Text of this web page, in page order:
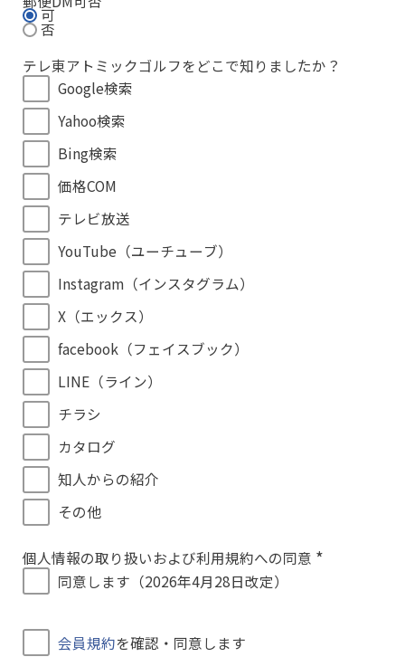
可
否
テレ東アトミックゴルフをどこで知りましたか？
Google検索
Yahoo検索
Bing検索
価格COM
テレビ放送
YouTube（ユーチューブ）
Instagram（インスタグラム）
X（エックス）
facebook（フェイスブック）
LINE（ライン）
チラシ
カタログ
知人からの紹介
その他
個人情報の取り扱いおよび利用規約への同意
同意します（2026年4月28日改定）
会員規約を確認・同意します